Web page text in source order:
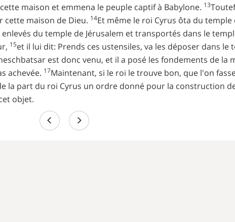
maison et emmena le peuple captif à Babylone. 13
cette maison de Dieu. 14Et même le roi Cyrus ôta du
du temple de Jérusalem et transportés dans le
15et il lui dit: Prends ces ustensiles, va les déposer dans le
est donc venu, et il a posé les fondements de la
achevée. 17Maintenant, si le roi le trouve bon, que l'on
la part du roi Cyrus un ordre donné pour la construction
objet.